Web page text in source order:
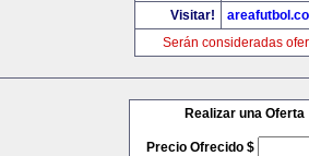
Visitar!
Serán consideradas
Realizar una Oferta
Precio Ofrecido $